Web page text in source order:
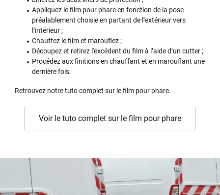
Appliquez le film pour phare en fonction de la pose
préalablement choisie en partant de l’extérieur vers
l’intérieur ;
Chauffez le film et marouflez ;
Découpez et retirez l'excédent du film à l’aide d’un cutter ;
Procédez aux finitions en chauffant et en marouflant une
dernière fois.
Retrouvez notre tuto complet sur le film pour phare.
Voir le tuto complet sur le film pour phare